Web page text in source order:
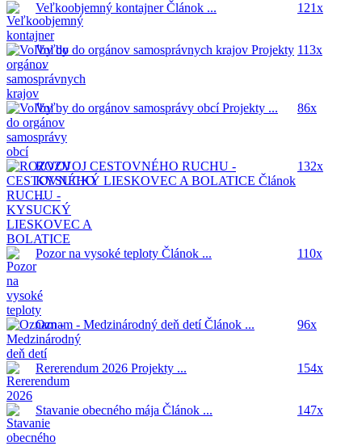
Veľkoobjemný kontajnerČlánok ... 121x
Voľby do orgánov samosprávnych krajov Projekty
...
113x
Voľby do orgánov samosprávy obcíProjekty ... 86x
ROZVOJ CESTOVNÉHO RUCHU -
KYSUCKÝ LIESKOVEC A BOLATICE Článok
...
132x
Pozor na vysoké teploty Článok ... 110x
Oznam - Medzinárodný deň detíČlánok ... 96x
Rererendum 2026 Projekty ... 154x
Stavanie obecného mája Článok ... 147x